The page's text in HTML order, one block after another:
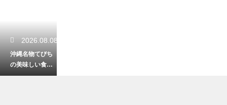
2026.08.08
沖縄名物てびち
の美味しい食べ
方！コラーゲン